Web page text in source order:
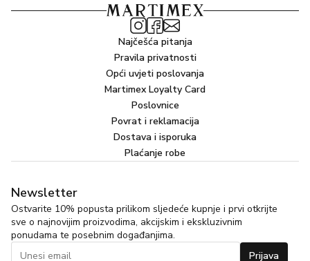
Najčešća pitanja
Pravila privatnosti
Opći uvjeti poslovanja
Martimex Loyalty Card
Poslovnice
Povrat i reklamacija
Dostava i isporuka
Plaćanje robe
Newsletter
Ostvarite 10% popusta prilikom sljedeće kupnje i prvi otkrijte
sve o najnovijim proizvodima, akcijskim i ekskluzivnim
ponudama te posebnim događanjima.
Prijava